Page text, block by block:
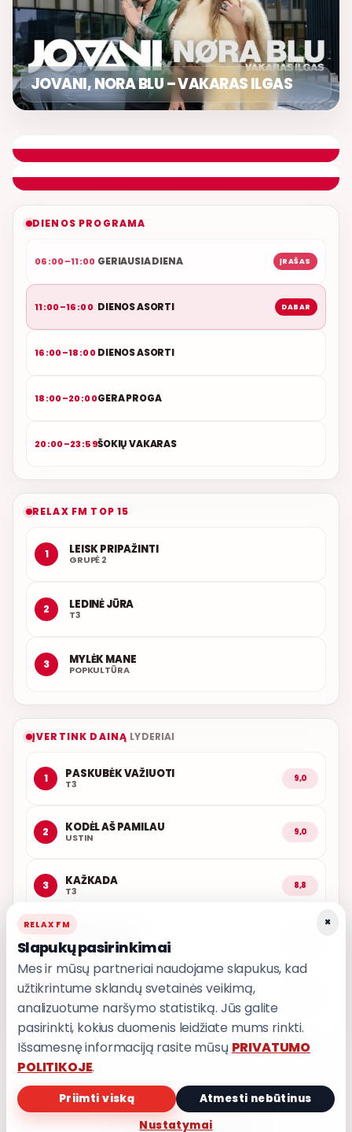
JOVANI, NORA BLU – VAKARAS ILGAS
DIENOS PROGRAMA
06:00–11:00 GERIAUSIA DIENA ĮRAŠAS
11:00–16:00 DIENOS ASORTI DABAR
16:00–18:00DIENOS ASORTI
18:00–20:00GERA PROGA
20:00–23:59ŠOKIŲ VAKARAS
RELAX FM TOP 15
1 LEISK PRIPAŽINTI
GRUPĖ 2
2 LEDINĖ JŪRA
T3
3 MYLĖK MANE
POPKULTŪRA
ĮVERTINK DAINĄ LYDERIAI
1 PASKUBĖK VAŽIUOTI
T3 9,0
2 KODĖL AŠ PAMILAU
USTIN 9,0
3 KAŽKADA
T3 8,8
POPKULTŪRA
5 LEDINĖ JŪRA
PRIVATUMO POLITIKA
Privatumo nustatymai
×
RELAX FM
Slapukų pasirinkimai
Mes ir mūsų partneriai naudojame slapukus, kad
užtikrintume sklandų svetainės veikimą,
analizuotume naršymo statistiką. Jūs galite
pasirinkti, kokius duomenis leidžiate mums rinkti.
Išsamesnę informaciją rasite mūsų PRIVATUMO
POLITIKOJE.
Priimti viską
Atmesti nebūtinus
Nustatymai